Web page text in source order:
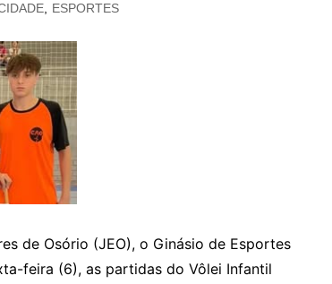
ESPORTES
de Osório (JEO), o Ginásio de Esportes
feira (6), as partidas do Vôlei Infantil